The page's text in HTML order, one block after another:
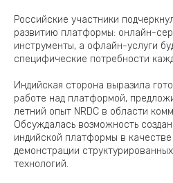
Российские участники
развитию платформы: онлайн-
инструменты, а офлайн-услуги
специфические потребности
Индийская сторона выразила
работе над платформой,
летний опыт NRDC в области
Обсуждалась возможность
индийской платформы в
демонстрации
технологий.